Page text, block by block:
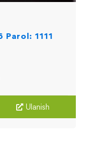
Parol: 1111
Ulanish